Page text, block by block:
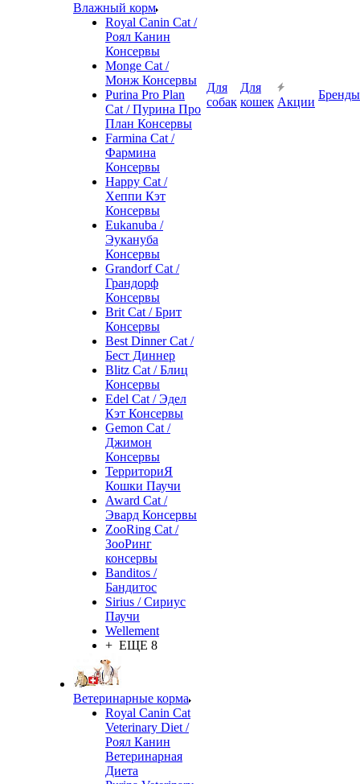
Влажный корм
Royal Canin Cat /
Роял Канин
Консервы
Monge Cat /
Монж Консервы
Purina Pro Plan
Cat / Пурина Про
План Консервы
Farmina Cat /
Фармина
Консервы
Happy Cat /
Хеппи Кэт
Консервы
Eukanuba /
Эукануба
Консервы
Grandorf Cat /
Грандорф
Консервы
Brit Cat / Брит
Консервы
Best Dinner Cat /
Бест Диннер
Blitz Cat / Блиц
Консервы
Edel Cat / Эдел
Кэт Консервы
Gemon Cat /
Джимон
Консервы
ТерриториЯ
Кошки Паучи
Award Cat /
Эвард Консервы
ZooRing Cat /
ЗооРинг
консервы
Banditos /
Бандитос
Sirius / Сириус
Паучи
Wellement
+ ЕЩЕ 8
Ветеринарные корма
Royal Canin Cat
Veterinary Diet /
Роял Канин
Ветеринарная
Диета
Для
собак
Для
кошек Акции
Бренды